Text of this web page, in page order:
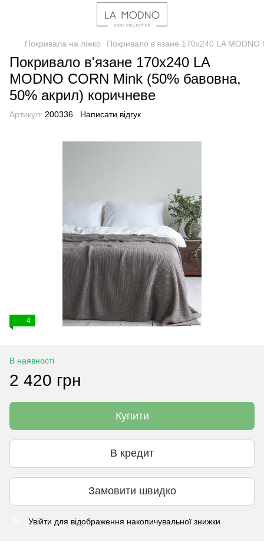
Покривала на ліжко Покривало в'язане 170x240 LA
Покривало в'язане 170x240 LA
MODNO CORN Mink (50% бавовна,
50% акрил) коричневе
Артикул: 200336 Написати відгук
4
В наявності
2 420 грн
Купити
В кредит
Замовити швидко
Увійти для відображення накопичувальної знижки